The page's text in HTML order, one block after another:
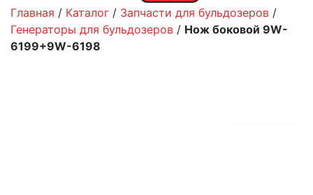
Главная / Каталог / Запчасти для бульдозеров /
Генераторы для бульдозеров / Нож боковой 9W-
6199+9W-6198